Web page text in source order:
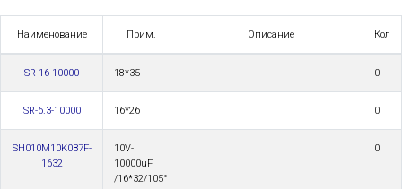
Наименование Прим. Описание Кол
SR-16-10000 18*35 0
SR-6.3-10000 16*26 0
SH010M10K0B7F-
1632
10V-
10000uF
/16*32/105°
0